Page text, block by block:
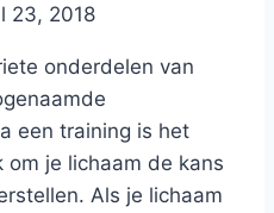
23, 2018
onderdelen van
een training is het
om je lichaam de kans
Als je lichaam